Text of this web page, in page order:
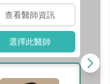
查看醫師資訊
選擇此醫師